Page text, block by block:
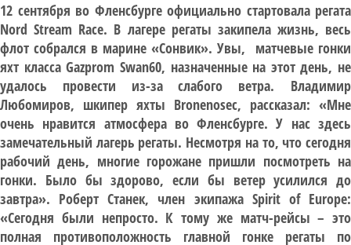
12 сентября во Фленсбурге официально стартовала регата
Nord Stream Race. В лагере регаты закипела жизнь, весь
флот собрался в марине «Сонвик». Увы, матчевые гонки
яхт класса Gazprom Swan60, назначенные на этот день, не
удалось провести из-за слабого ветра. Владимир
Любомиров, шкипер яхты Bronenosec, рассказал: «Мне
очень нравится атмосфера во Фленсбурге. У нас здесь
замечательный лагерь регаты. Несмотря на то, что сегодня
рабочий день, многие горожане пришли посмотреть на
гонки. Было бы здорово, если бы ветер усилился до
завтра». Роберт Станек, член экипажа Spirit of Europe:
«Сегодня были непросто. К тому же матч-рейсы – это
полная противоположность главной гонке регаты по